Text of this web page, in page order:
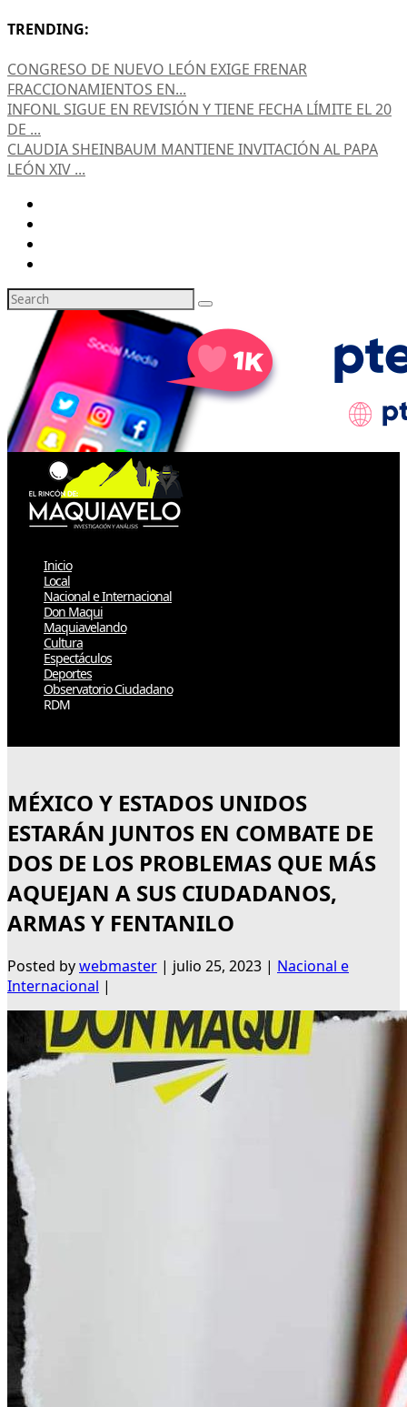
TRENDING:
CONGRESO DE NUEVO LEÓN EXIGE FRENAR
FRACCIONAMIENTOS EN...
INFONL SIGUE EN REVISIÓN Y TIENE FECHA LÍMITE EL 20
DE ...
CLAUDIA SHEINBAUM MANTIENE INVITACIÓN AL PAPA
LEÓN XIV ...
Inicio
Local
Nacional e Internacional
Don Maqui
Maquiavelando
Cultura
Espectáculos
Deportes
Observatorio Ciudadano
RDM
MÉXICO Y ESTADOS UNIDOS
ESTARÁN JUNTOS EN COMBATE DE
DOS DE LOS PROBLEMAS QUE MÁS
AQUEJAN A SUS CIUDADANOS,
ARMAS Y FENTANILO
Posted bywebmaster | julio 25, 2023 | Nacional e
Internacional |